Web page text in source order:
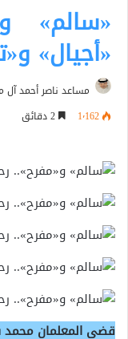
«سالم»
«أجيال»
مساعد ناصر أحمد آل
1٬162
قضى المعلمان محمد